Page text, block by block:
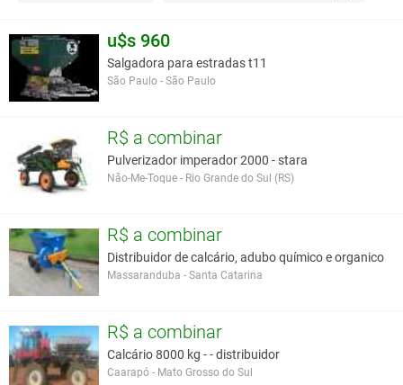
u$s 960
Salgadora para estradas t11
São Paulo - São Paulo
R$ a combinar
Pulverizador imperador 2000 - stara
Não-Me-Toque - Rio Grande do Sul (RS)
R$ a combinar
Distribuidor de calcário, adubo químico e organico
Massaranduba - Santa Catarina
R$ a combinar
Calcário 8000 kg - - distribuidor
Caarapó - Mato Grosso do Sul